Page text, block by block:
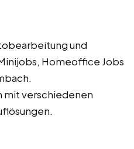
und
Homeoffice Jobs
mit verschiedenen